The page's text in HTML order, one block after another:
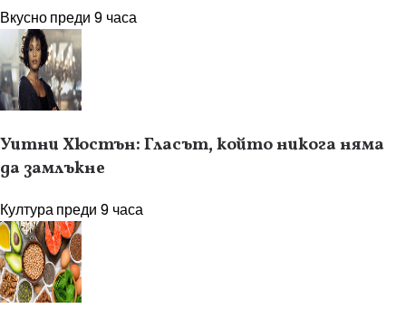
Вкуснопреди 9 часа
Уитни Хюстън: Гласът, който никога няма
да замлъкне
Културапреди 9 часа